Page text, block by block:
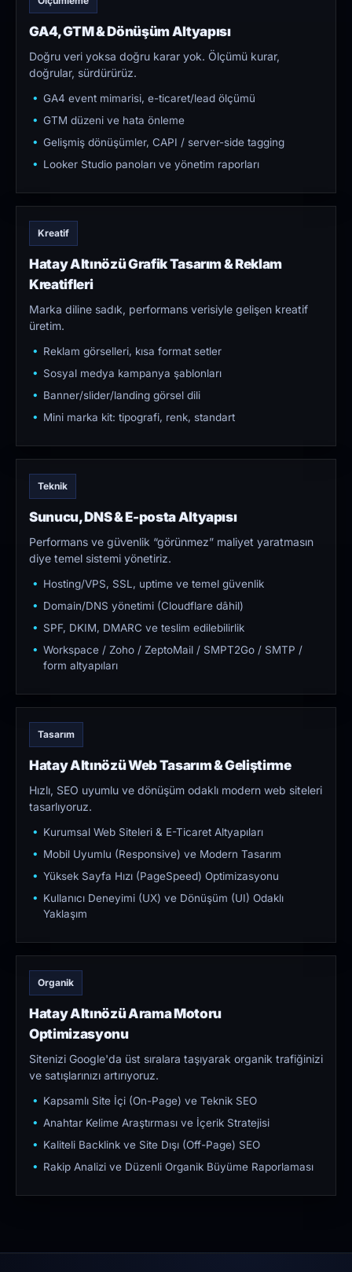
GA4, GTM & Dönüşüm Altyapısı
Doğru veri yoksa doğru karar yok. Ölçümü kurar,
doğrular, sürdürürüz.
GA4 event mimarisi, e-ticaret/lead ölçümü
GTM düzeni ve hata önleme
Gelişmiş dönüşümler, CAPI / server-side tagging
Looker Studio panoları ve yönetim raporları
Kreatif
Hatay Altınözü Grafik Tasarım & Reklam
Kreatifleri
Marka diline sadık, performans verisiyle gelişen kreatif
üretim.
Reklam görselleri, kısa format setler
Sosyal medya kampanya şablonları
Banner/slider/landing görsel dili
Mini marka kit: tipografi, renk, standart
Teknik
Sunucu, DNS & E-posta Altyapısı
Performans ve güvenlik “görünmez” maliyet yaratmasın
diye temel sistemi yönetiriz.
Hosting/VPS, SSL, uptime ve temel güvenlik
Domain/DNS yönetimi (Cloudflare dâhil)
SPF, DKIM, DMARC ve teslim edilebilirlik
Workspace / Zoho / ZeptoMail / SMPT2Go / SMTP /
form altyapıları
Tasarım
Hatay Altınözü Web Tasarım & Geliştirme
Hızlı, SEO uyumlu ve dönüşüm odaklı modern web siteleri
tasarlıyoruz.
Kurumsal Web Siteleri & E-Ticaret Altyapıları
Mobil Uyumlu (Responsive) ve Modern Tasarım
Yüksek Sayfa Hızı (PageSpeed) Optimizasyonu
Kullanıcı Deneyimi (UX) ve Dönüşüm (UI) Odaklı
Yaklaşım
Organik
Hatay Altınözü Arama Motoru
Optimizasyonu
Sitenizi Google'da üst sıralara taşıyarak organik trafiğinizi
ve satışlarınızı artırıyoruz.
Kapsamlı Site İçi (On-Page) ve Teknik SEO
Anahtar Kelime Araştırması ve İçerik Stratejisi
Kaliteli Backlink ve Site Dışı (Off-Page) SEO
Rakip Analizi ve Düzenli Organik Büyüme Raporlaması